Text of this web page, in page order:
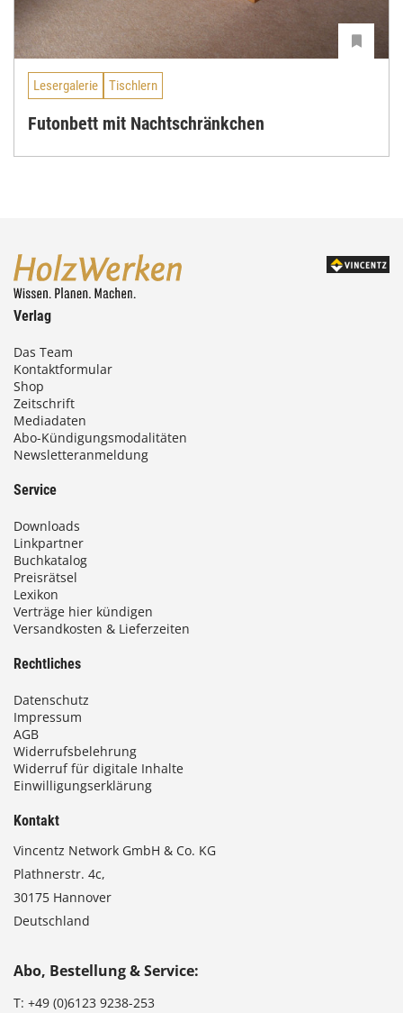
Lesergalerie Tischlern
Futonbett mit Nachtschränkchen
Verlag
Das Team
Kontaktformular
Shop
Zeitschrift
Mediadaten
Abo-Kündigungsmodalitäten
Newsletteranmeldung
Service
Downloads
Linkpartner
Buchkatalog
Preisrätsel
Lexikon
Verträge hier kündigen
Versandkosten & Lieferzeiten
Rechtliches
Datenschutz
Impressum
AGB
Widerrufsbelehrung
Widerruf für digitale Inhalte
Einwilligungserklärung
Kontakt
Vincentz Network GmbH & Co. KG
Plathnerstr. 4c,
30175 Hannover
Deutschland
Abo, Bestellung & Service:
T: +49 (0)6123 9238-253